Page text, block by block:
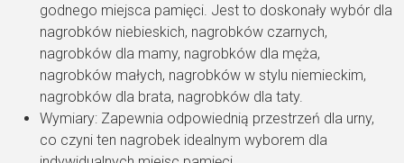
godnego miejsca pamięci. Jest to doskonały wybór dla
nagrobków niebieskich, nagrobków czarnych,
nagrobków dla mamy, nagrobków dla męża,
nagrobków małych, nagrobków w stylu niemieckim,
nagrobków dla brata, nagrobków dla taty.
Wymiary: Zapewnia odpowiednią przestrzeń dla urny,
co czyni ten nagrobek idealnym wyborem dla